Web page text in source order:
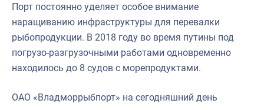
Порт постоянно уделяет особое внимание
наращиванию инфраструктуры для перевалки
рыбопродукции. В 2018 году во время путины под
погрузо-разгрузочными работами одновременно
находилось до 8 судов с морепродуктами.
ОАО «Владморрыбпорт» на сегодняшний день